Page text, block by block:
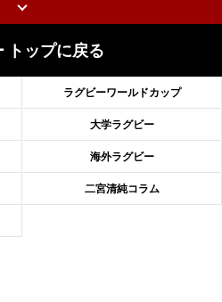
「27年W杯の主審、遠のいた夢」
デイブ・レニーHCの功績と財産
「信は力なり」骨太の教育方針
トップに戻る
ラグビーワールドカップ
大学ラグビー
海外ラグビー
二宮清純コラム